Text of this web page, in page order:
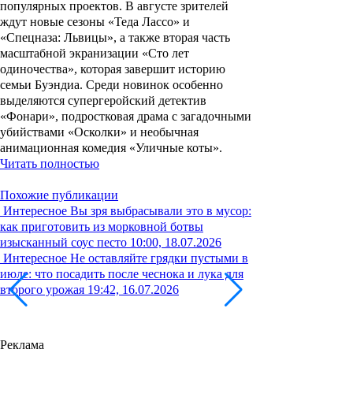
популярных проектов. В августе зрителей
ждут новые сезоны «Теда Лассо» и
«Спецназа: Львицы», а также вторая часть
масштабной экранизации «Сто лет
одиночества», которая завершит историю
семьи Буэндиа. Среди новинок особенно
выделяются супергеройский детектив
«Фонари», подростковая драма с загадочными
убийствами «Осколки» и необычная
анимационная комедия «Уличные коты».
Читать полностью
Похожие публикации
Интересное Вы зря выбрасывали это в мусор:
как приготовить из морковной ботвы
изысканный соус песто 10:00, 18.07.2026
Интересное Не оставляйте грядки пустыми в
июле: что посадить после чеснока и лука для
второго урожая 19:42, 16.07.2026
Реклама